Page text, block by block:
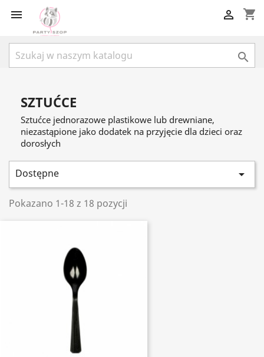
 shopping_cart


SZTUĆCE
Sztućce jednorazowe plastikowe lub drewniane,
niezastąpione jako dodatek na przyjęcie dla dzieci oraz
dorosłych
Dostępne 
Pokazano 1-18 z 18 pozycji